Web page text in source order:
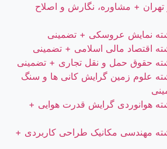
تهران + مشاوره، نگارش و اصلاح
رشته نمایش عروسکی + تضمینی
اقتصاد مالی اسلامی + تضمینی
رشته حقوق حمل و نقل تجاری + تضمینی
علوم زمین گرایش کانی ها و سنگ
هوانوردی گرایش قدرت هوایی +
مهندسی مکانیک طراحی کاربردی +